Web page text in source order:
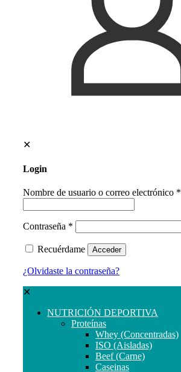
✕
Login
Nombre de usuario o correo electrónico *
Contraseña *
Recuérdame Acceder
¿Olvidaste la contraseña?
✕
NUTRICIÓN DEPORTIVA
Proteínas
Whey (Concentradas)
ISO (Aisladas)
Beef (Carne)
Caseinas